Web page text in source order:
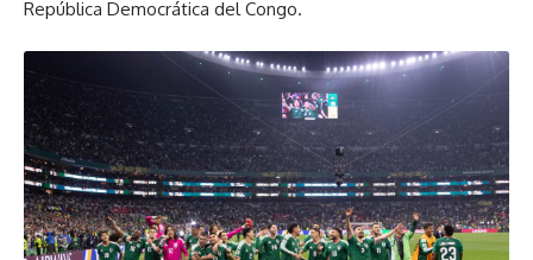
República Democrática del Congo.